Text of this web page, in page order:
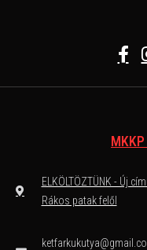
ELKÖLTÖZTÜNK - Új
Rákos patak felől